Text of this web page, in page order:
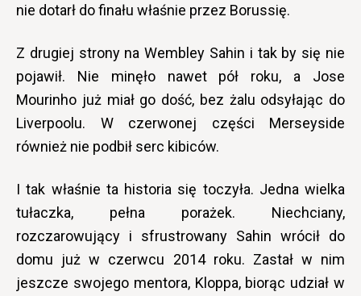
nie dotarł do finału właśnie przez Borussię.
Z drugiej strony na Wembley Sahin i tak by się nie
pojawił. Nie minęło nawet pół roku, a Jose
Mourinho już miał go dość, bez żalu odsyłając do
Liverpoolu. W czerwonej części Merseyside
również nie podbił serc kibiców.
I tak właśnie ta historia się toczyła. Jedna wielka
tułaczka, pełna porażek. Niechciany,
rozczarowujący i sfrustrowany Sahin wrócił do
domu już w czerwcu 2014 roku. Zastał w nim
jeszcze swojego mentora, Kloppa, biorąc udział w